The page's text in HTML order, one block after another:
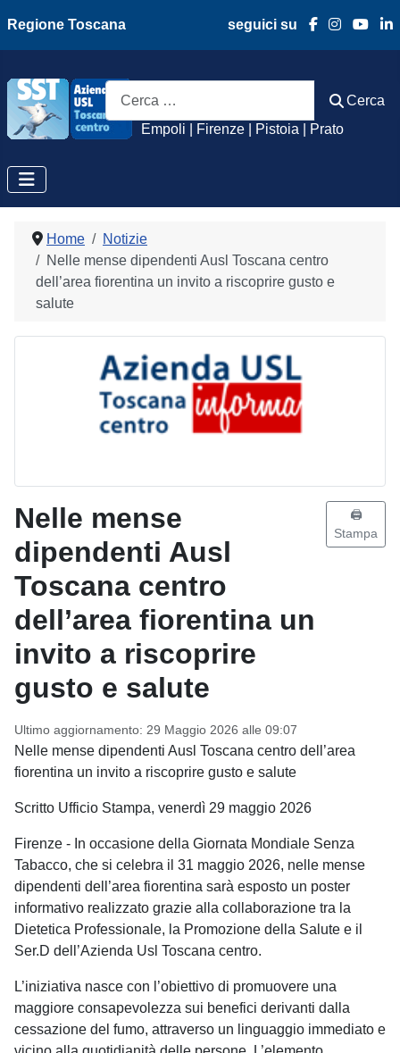
Regione Toscana seguici su
Azienda Usl
Empoli | Firenze | Pistoia | Prato
Cerca
Cerca
Home
Notizie
Nelle mense dipendenti Ausl Toscana centro
dell’area fiorentina un invito a riscoprire gusto e
salute
Nelle mense
dipendenti Ausl
Toscana centro
dell’area fiorentina un
invito a riscoprire
gusto e salute
Ultimo aggiornamento: 29 Maggio 2026 alle 09:07
🖨️
Stampa
Nelle mense dipendenti Ausl Toscana centro dell’area
fiorentina un invito a riscoprire gusto e salute
Scritto Ufficio Stampa, venerdì 29 maggio 2026
Firenze - In occasione della Giornata Mondiale Senza
Tabacco, che si celebra il 31 maggio 2026, nelle mense
dipendenti dell’area fiorentina sarà esposto un poster
informativo realizzato grazie alla collaborazione tra la
Dietetica Professionale, la Promozione della Salute e il
Ser.D dell’Azienda Usl Toscana centro.
L’iniziativa nasce con l’obiettivo di promuovere una
maggiore consapevolezza sui benefici derivanti dalla
cessazione del fumo, attraverso un linguaggio immediato e